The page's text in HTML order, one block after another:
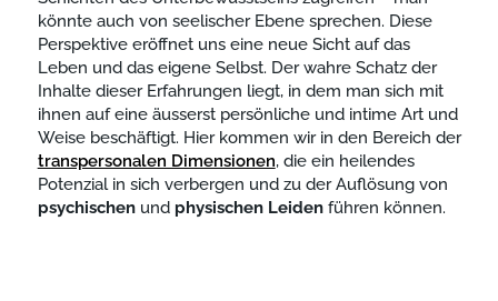
könnte auch von seelischer Ebene sprechen. Diese
Perspektive eröffnet uns eine neue Sicht auf das
Leben und das eigene Selbst. Der wahre Schatz der
Inhalte dieser Erfahrungen liegt, in dem man sich mit
ihnen auf eine äusserst persönliche und intime Art und
Weise beschäftigt. Hier kommen wir in den Bereich der
transpersonalen Dimensionen, die ein heilendes
Potenzial in sich verbergen und zu der Auflösung von
psychischenundphysischen Leidenführen können.